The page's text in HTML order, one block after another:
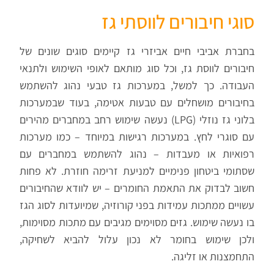
סוגי חיבורים לווסתי גז
בחברת אביבי חיים אביזרי גז קיימים סוגים שונים של
חיבורים לווסת גז, וכל סוג מותאם לאופי השימוש ולתנאי
העבודה. כך למשל, במערכות גז טבעי נהוג להשתמש
בחיבורים מושחלים עם טבעות אטימה, בעוד שבמערכות
בלוני גז נוזלי (LPG) נעשה שימוש רחב במחברים מהירים
עם סוגרי לחץ. במערכות רגישות במיוחד – כמו מערכות
רפואיות או מעבדות – נהוג להשתמש במחברים עם
שסתומי ביטחון פנימיים למניעת זרימה חוזרת. לא פחות
חשוב לבדוק את התאמת החומרים – יש לוודא שהחיבורים
עשויים ממתכות עמידות בפני קורוזיה, שמיועדות לסוג הגז
בו נעשה שימוש. גזים מסוימים מגיבים עם מתכות מסוימות,
ולכן שימוש בחומר לא נכון עלול להביא לשחיקה,
התחמצנות או זליגה.